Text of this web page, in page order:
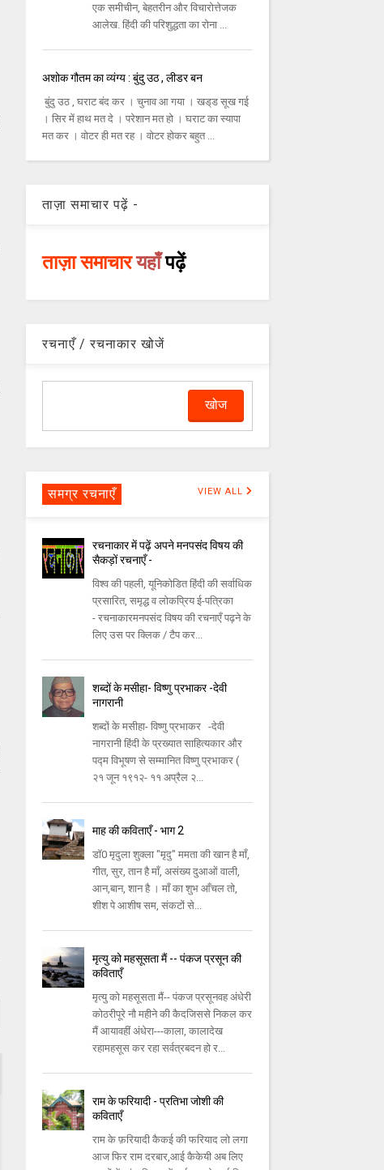
एक समीचीन, बेहतरीन और विचारोत्तेजक
आलेख. हिंदी की परिशुद्धता का रोना ...
अशोक गौतम का व्यंग्य : बुंदु उठ , लीडर बन
बुंदु उठ , घराट बंद कर । चुनाव आ गया । खड्‌ड सूख गई
। सिर में हाथ मत दे । परेशान मत हो । घराट का स्‍यापा
मत कर । वोटर ही मत रह । वोटर होकर बहुत ...
ताज़ा समाचार पढ़ें -
ताज़ा समाचारयहाँपढ़ें
रचनाएँ / रचनाकार खोजें
समग्र रचनाएँ VIEW ALL
रचनाकार में पढ़ें अपने मनपसंद विषय की
सैकड़ों रचनाएँ -
विश्व की पहली, यूनिकोडित हिंदी की सर्वाधिक
प्रसारित, समृद्ध व लोकप्रिय ई-पत्रिका
- रचनाकारमनपसंद विषय की रचनाएँ पढ़ने के
लिए उस पर क्लिक / टैप कर...
शब्दों के मसीहा- विष्णु प्रभाकर -देवी
नागरानी
शब्दों के मसीहा- विष्णु प्रभाकर -देवी
नागरानी हिंदी के प्रख्यात साहित्यकार और
पद्म विभूषण से सम्मानित विष्णु प्रभाकर (
२१ जून १९१२- ११ अप्रैल २...
माह की कविताएँ - भाग 2
डॉ0 मृदुला शुक्ला "मृदु" ममता की खान है माँ,
गीत, सुर, तान है माँ, असंख्य दुआओं वाली,
आन,बान, शान है । माँ का शुभ आँचल तो,
शीश पे आशीष सम, संकटों से...
मृत्यु को महसूसता मैं -- पंकज प्रसून की
कविताएँ
मृत्यु को महसूसता मैं-- पंकज प्रसूनवह अंधेरी
कोठरीपूरे नौ महीने की कैदजिससे निकल कर
मैं आयावहीं अंधेरा---काला, कालादेख
रहामहसूस कर रहा सर्वत्रबदन हो र...
राम के फरियादी - प्रतिभा जोशी की
कविताएँ
राम के फ़रियादी कैकई की फरियाद लो लगा
आज फिर राम दरबार,आई कैकेयी अब लिए